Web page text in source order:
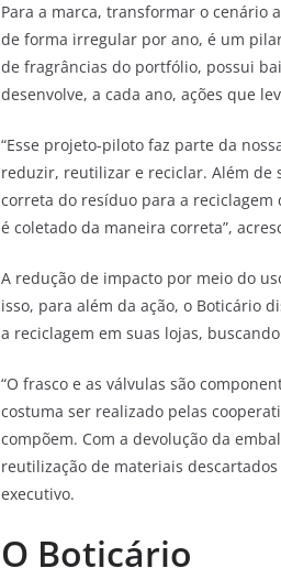
Para a marca, transformar o cenário
de forma irregular por ano, é um
de fragrâncias do portfólio, possui
desenvolve, a cada ano, ações que
“Esse projeto-piloto faz parte da
reduzir, reutilizar e reciclar. Além de
correta do resíduo para a reciclagem
é coletado da maneira correta”,
A redução de impacto por meio do
isso, para além da ação, o Boticário
a reciclagem em suas lojas,
“O frasco e as válvulas são
costuma ser realizado pelas
compõem. Com a devolução da
reutilização de materiais
executivo.
O Boticário